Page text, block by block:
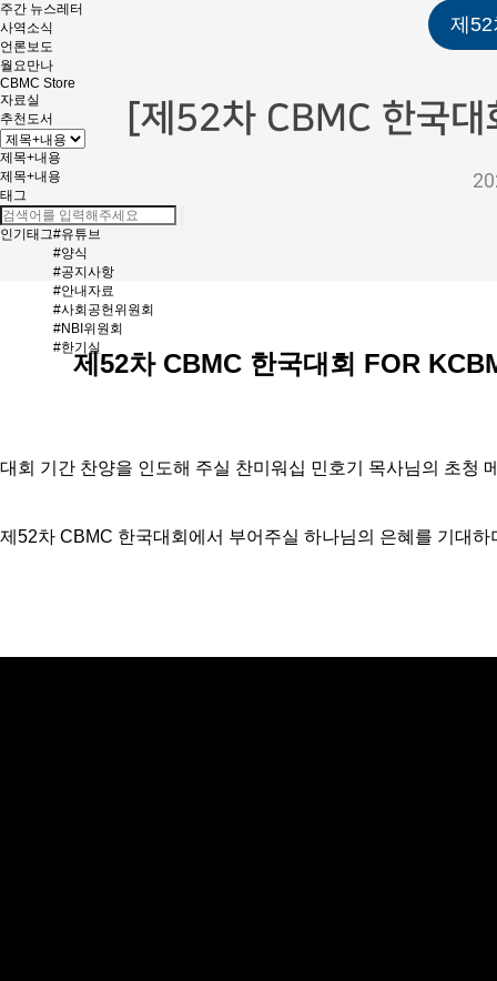
주간 뉴스레터
사역소식
언론보도
월요만나
CBMC Store
자료실
추천도서
제목+내용
제목+내용
태그
인기태그#유튜브
#양식
#공지사항
#안내자료
#사회공헌위원회
#NBI위원회
#한기실
제52
[제52차 CBMC 한국대
제52차 CBMC 한국대회 FOR
대회 기간 찬양을 인도해 주실 찬미워십 민호기 목사님의 초청
제52차 CBMC 한국대회에서 부어주실 하나님의 은혜를 기대